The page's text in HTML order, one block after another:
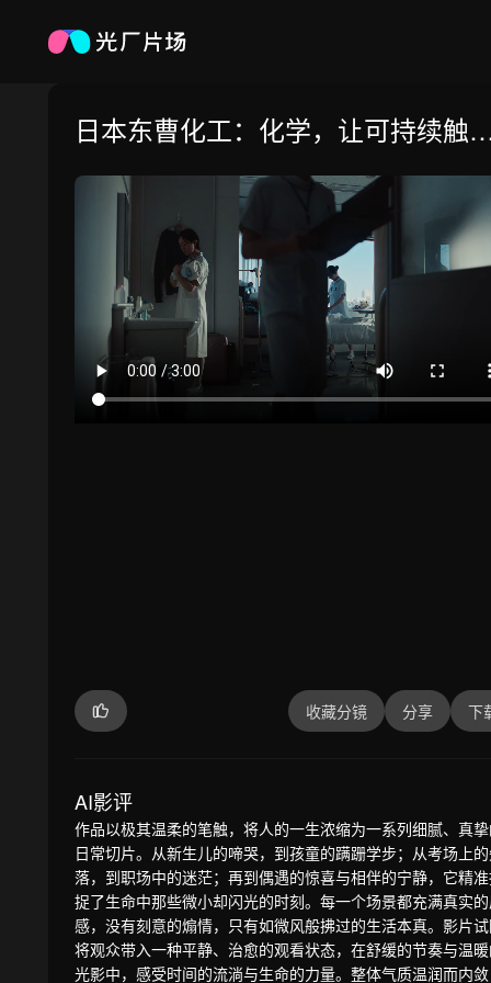
日本东曹化工：化学，让可持续触
可及
收藏分镜 分享 下
AI影评
作品以极其温柔的笔触，将人的一生浓缩为一系列细腻、真
日常切片。从新生儿的啼哭，到孩童的蹒跚学步；从考场上
落，到职场中的迷茫；再到偶遇的惊喜与相伴的宁静，它精
捉了生命中那些微小却闪光的时刻。每一个场景都充满真实
感，没有刻意的煽情，只有如微风般拂过的生活本真。影片
将观众带入一种平静、治愈的观看状态，在舒缓的节奏与温
光影中，感受时间的流淌与生命的力量。整体气质温润而内